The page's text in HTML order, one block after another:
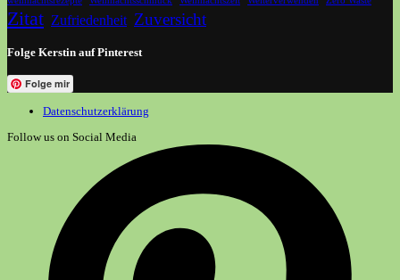
Zitat Zufriedenheit Zuversicht
Folge Kerstin auf Pinterest
Folge mir
Datenschutzerklärung
Follow us on Social Media